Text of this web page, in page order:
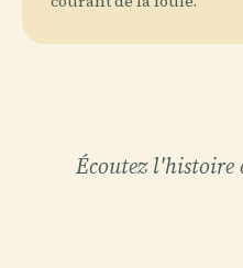
Écoutez l'histoire